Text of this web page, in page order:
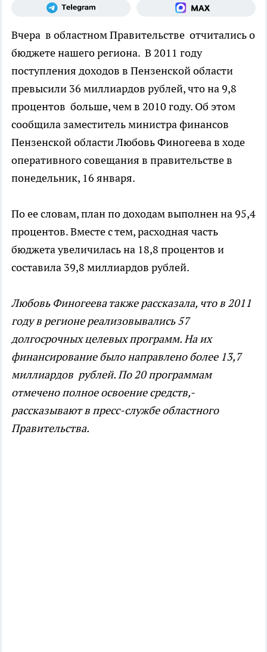
Вчера в областном Правительстве отчитались о
бюджете нашего региона. В 2011 году
поступления доходов в Пензенской области
превысили 36 миллиардов рублей, что на 9,8
процентов больше, чем в 2010 году. Об этом
сообщила заместитель министра финансов
Пензенской области Любовь Финогеева в ходе
оперативного совещания в правительстве в
понедельник, 16 января.
По ее словам, план по доходам выполнен на 95,4
процентов. Вместе с тем, расходная часть
бюджета увеличилась на 18,8 процентов и
составила 39,8 миллиардов рублей.
Любовь Финогеева также рассказала, что в 2011
году в регионе реализовывались 57
долгосрочных целевых программ. На их
финансирование было направлено более 13,7
миллиардов рублей. По 20 программам
отмечено полное освоение средств,-
рассказывают в пресс-службе областного
Правительства.